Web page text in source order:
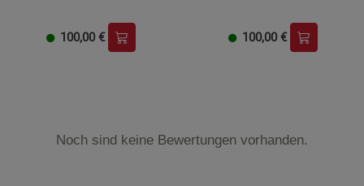
100,00 € 100,00 €
Noch sind keine Bewertungen vorhanden.